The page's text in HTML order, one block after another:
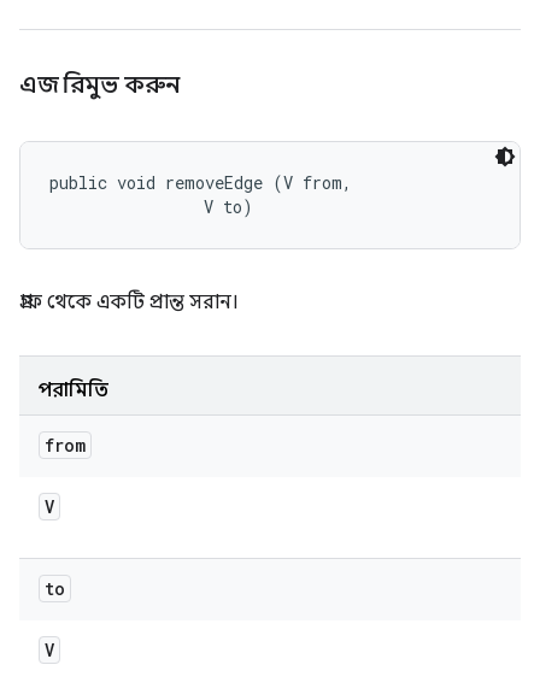
এজ রিমুভ করুন
public void removeEdge (V from,
                V to)
গ্রাফ থেকে একটি প্রান্ত সরান।
পরামিতি
from
V
to
V